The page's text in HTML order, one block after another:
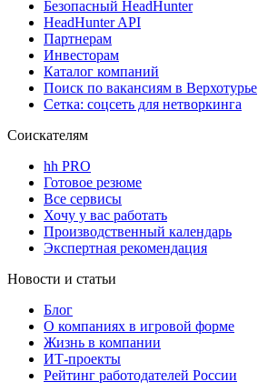
Безопасный HeadHunter
HeadHunter API
Партнерам
Инвесторам
Каталог компаний
Поиск по вакансиям в Верхотурье
Сетка: соцсеть для нетворкинга
Соискателям
hh PRO
Готовое резюме
Все сервисы
Хочу у вас работать
Производственный календарь
Экспертная рекомендация
Новости и статьи
Блог
О компаниях в игровой форме
Жизнь в компании
ИТ-проекты
Рейтинг работодателей России